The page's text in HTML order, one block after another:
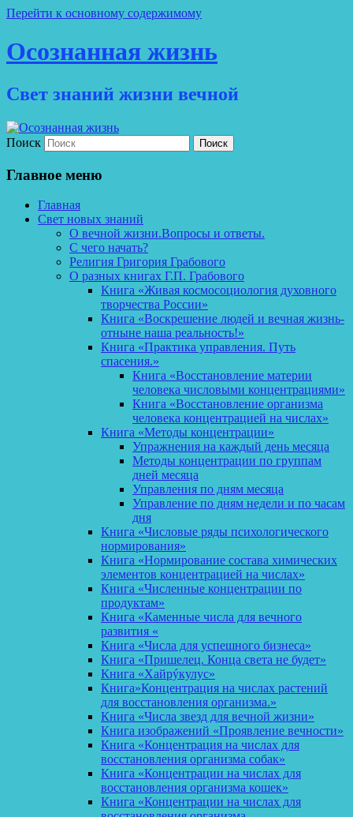
Перейти к основному содержимому
Осознанная жизнь
Свет знаний жизни вечной
Поиск
Главное меню
Главная
Свет новых знаний
О вечной жизни.Вопросы и ответы.
С чего начать?
Религия Григория Грабового
О разных книгах Г.П. Грабового
Книга «Живая космосоциология духовного
творчества России»
Книга «Воскрешение людей и вечная жизнь-
отныне наша реальность!»
Книга «Практика управления. Путь
спасения.»
Книга «Восстановление материи
человека числовыми концентрациями»
Книга «Восстановление организма
человека концентрацией на числах»
Книга «Методы концентрации»
Упражнения на каждый день месяца
Методы концентрации по группам
дней месяца
Управления по дням месяца
Управление по дням недели и по часам
дня
Книга «Числовые ряды психологического
нормирования»
Книга «Нормирование состава химических
элементов концентрацией на числах»
Книга «Численные концентрации по
продуктам»
Книга «Каменные числа для вечного
развития «
Книга «Числа для успешного бизнеса»
Книга «Пришелец. Конца света не будет»
Книга «Хайрýкулус»
Книга»Концентрация на числах растений
для восстановления организма.»
Книга «Числа звезд для вечной жизни»
Книга изображений «Проявление вечности»
Книга «Концентрация на числах для
восстановления организма собак»
Книга «Концентрации на числах для
восстановления организма кошек»
Книга «Концентрации на числах для